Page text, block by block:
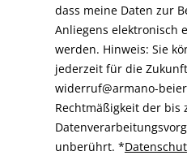
dass meine Daten zur
Anliegens elektronisch
werden. Hinweis: Sie
jederzeit für die
widerruf@armano-
Rechtmäßigkeit der
unberührt. *